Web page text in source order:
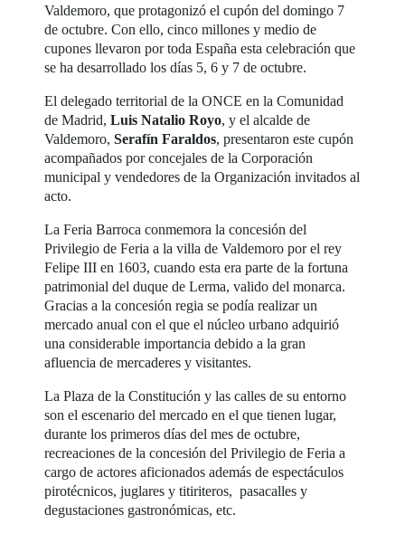
Valdemoro, que protagonizó el cupón del domingo 7
de octubre. Con ello, cinco millones y medio de
cupones llevaron por toda España esta celebración que
se ha desarrollado los días 5, 6 y 7 de octubre.
El delegado territorial de la ONCE en la Comunidad
de Madrid,Luis Natalio Royo, y el alcalde de
Valdemoro,Serafín Faraldos, presentaron este cupón
acompañados por concejales de la Corporación
municipal y vendedores de la Organización invitados al
acto.
La Feria Barroca conmemora la concesión del
Privilegio de Feria a la villa de Valdemoro por el rey
Felipe III en 1603, cuando esta era parte de la fortuna
patrimonial del duque de Lerma, valido del monarca.
Gracias a la concesión regia se podía realizar un
mercado anual con el que el núcleo urbano adquirió
una considerable importancia debido a la gran
afluencia de mercaderes y visitantes.
La Plaza de la Constitución y las calles de su entorno
son el escenario del mercado en el que tienen lugar,
durante los primeros días del mes de octubre,
recreaciones de la concesión del Privilegio de Feria a
cargo de actores aficionados además de espectáculos
pirotécnicos, juglares y titiriteros, pasacalles y
degustaciones gastronómicas, etc.